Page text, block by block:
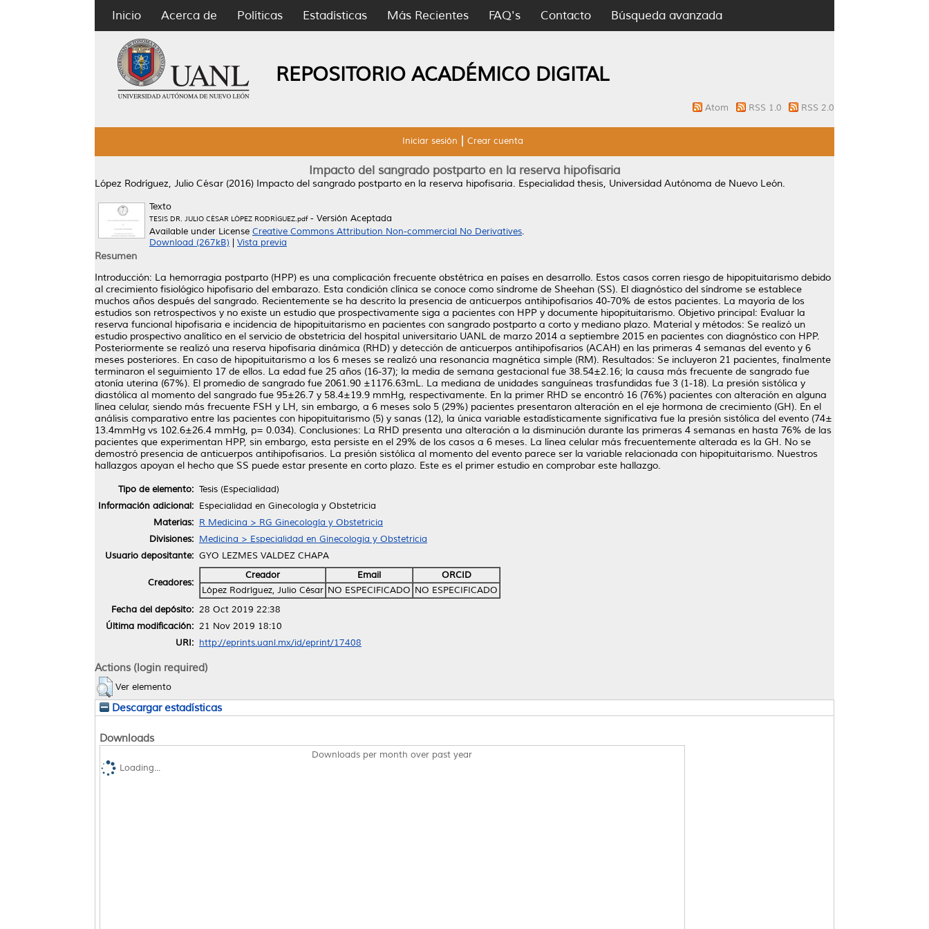
Inicio Acerca de Políticas Estadísticas Más Recientes FAQ's Contacto Búsqueda avanzada
REPOSITORIO ACADÉMICO DIGITAL
Atom RSS 1.0 RSS 2.0
Iniciar sesión Crear cuenta
Impacto del sangrado postparto en la reserva hipofisaria
López Rodríguez, Julio César (2016) Impacto del sangrado postparto en la reserva hipofisaria. Especialidad thesis, Universidad Autónoma de Nuevo León.
Texto
TESIS DR. JULIO CÉSAR LÓPEZ RODRÍGUEZ.pdf- Versión Aceptada
Available under License Creative Commons Attribution Non-commercial No Derivatives.
Download (267kB)
Vista previa
Resumen
Introducción: La hemorragia postparto (HPP) es una complicación frecuente obstétrica en países en desarrollo. Estos casos corren riesgo de hipopituitarismo debido
al crecimiento fisiológico hipofisario del embarazo. Esta condición clínica se conoce como síndrome de Sheehan (SS). El diagnóstico del síndrome se establece
muchos años después del sangrado. Recientemente se ha descrito la presencia de anticuerpos antihipofisarios 40-70% de estos pacientes. La mayoría de los
estudios son retrospectivos y no existe un estudio que prospectivamente siga a pacientes con HPP y documente hipopituitarismo. Objetivo principal: Evaluar la
reserva funcional hipofisaria e incidencia de hipopituitarismo en pacientes con sangrado postparto a corto y mediano plazo. Material y métodos: Se realizó un
estudio prospectivo analítico en el servicio de obstetricia del hospital universitario UANL de marzo 2014 a septiembre 2015 en pacientes con diagnóstico con HPP.
Posteriormente se realizó una reserva hipofisaria dinámica (RHD) y detección de anticuerpos antihipofisarios (ACAH) en las primeras 4 semanas del evento y 6
meses posteriores. En caso de hipopituitarismo a los 6 meses se realizó una resonancia magnética simple (RM). Resultados: Se incluyeron 21 pacientes, finalmente
terminaron el seguimiento 17 de ellos. La edad fue 25 años (16-37); la media de semana gestacional fue 38.54±2.16; la causa más frecuente de sangrado fue
atonía uterina (67%). El promedio de sangrado fue 2061.90 ±1176.63mL. La mediana de unidades sanguíneas trasfundidas fue 3 (1-18). La presión sistólica y
diastólica al momento del sangrado fue 95±26.7 y 58.4±19.9 mmHg, respectivamente. En la primer RHD se encontró 16 (76%) pacientes con alteración en alguna
línea celular, siendo más frecuente FSH y LH, sin embargo, a 6 meses solo 5 (29%) pacientes presentaron alteración en el eje hormona de crecimiento (GH). En el
análisis comparativo entre las pacientes con hipopituitarismo (5) y sanas (12), la única variable estadísticamente significativa fue la presión sistólica del evento (74±
13.4mmHg vs 102.6±26.4 mmHg, p= 0.034). Conclusiones: La RHD presenta una alteración a la disminución durante las primeras 4 semanas en hasta 76% de las
pacientes que experimentan HPP, sin embargo, esta persiste en el 29% de los casos a 6 meses. La línea celular más frecuentemente alterada es la GH. No se
demostró presencia de anticuerpos antihipofisarios. La presión sistólica al momento del evento parece ser la variable relacionada con hipopituitarismo. Nuestros
hallazgos apoyan el hecho que SS puede estar presente en corto plazo. Este es el primer estudio en comprobar este hallazgo.
Tipo de elemento: Tesis (Especialidad)
Información adicional: Especialidad en Ginecología y Obstetricia
Materias: R Medicina > RG Ginecología y Obstetricia
Divisiones: Medicina > Especialidad en Ginecologia y Obstetricia
Usuario depositante: GYO LEZMES VALDEZ CHAPA
Creadores:
Creador Email
ORCID
López Rodríguez, Julio César NO ESPECIFICADO NO ESPECIFICADO
Fecha del depósito: 28 Oct 2019 22:38
Última modificación: 21 Nov 2019 18:10
URI: http://eprints.uanl.mx/id/eprint/17408
Actions (login required)
Ver elemento
Descargar estadísticas
Downloads
Downloads per month over past year
Loading...